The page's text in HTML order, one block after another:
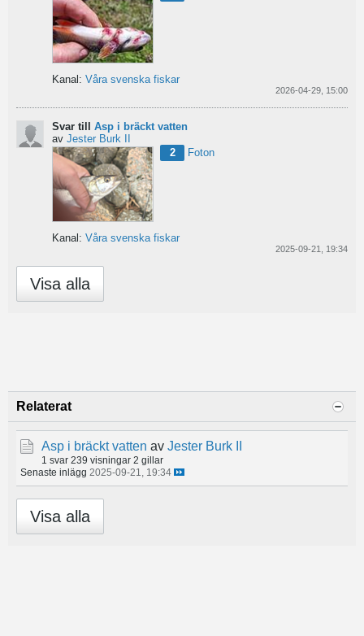
Kanal: Våra svenska fiskar
2026-04-29, 15:00
Svar till Asp i bräckt vatten
av Jester Burk II
2
Foton
Kanal: Våra svenska fiskar
2025-09-21, 19:34
Visa alla
Relaterat
Asp i bräckt vatten av Jester Burk II
1 svar 239 visningar 2 gillar
Senaste inlägg 2025-09-21, 19:34
Visa alla